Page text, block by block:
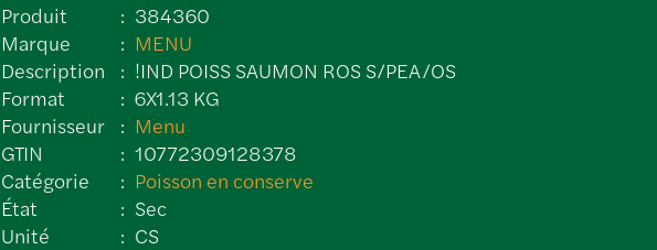
Produit
384360
Marque
MENU
Description
!IND POISS SAUMON ROS S/PEA/OS
Format
6X1.13 KG
Fournisseur
Menu
GTIN
10772309128378
Catégorie
Poisson en conserve
État
Sec
Unité
CS